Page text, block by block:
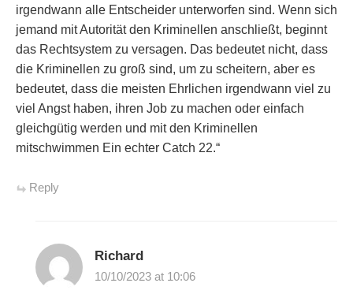
irgendwann alle Entscheider unterworfen sind. Wenn sich
jemand mit Autorität den Kriminellen anschließt, beginnt
das Rechtsystem zu versagen. Das bedeutet nicht, dass
die Kriminellen zu groß sind, um zu scheitern, aber es
bedeutet, dass die meisten Ehrlichen irgendwann viel zu
viel Angst haben, ihren Job zu machen oder einfach
gleichgütig werden und mit den Kriminellen
mitschwimmen Ein echter Catch 22.“
Reply
Richard
10/10/2023 at 10:06